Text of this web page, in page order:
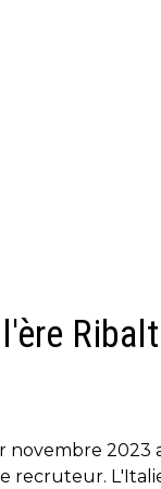
novembre 2023
recruteur.